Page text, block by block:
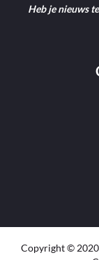
Heb je nieuws
Copyright © 2020